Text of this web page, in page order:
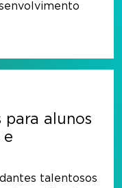
para alunos
e
talentosos